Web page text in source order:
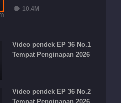
10.4M
Video pendek EP 36 No.1
Tempat Penginapan 2026
Video pendek EP 36 No.2